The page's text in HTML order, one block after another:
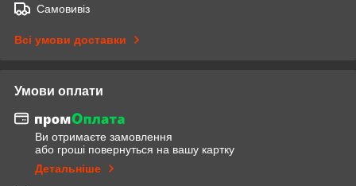
Самовивіз
Всі умови доставки
Умови оплати
Ви отримаєте замовлення
або гроші повернуться на вашу картку
Детальніше